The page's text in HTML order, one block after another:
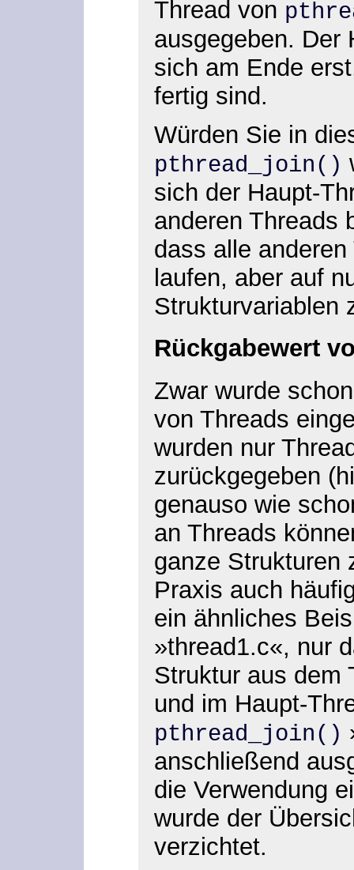
Thread von
ausgegeben. Der
sich am Ende
fertig sind.
Würden Sie in
pthread_join()
sich der Haupt-
anderen Threads
dass alle
laufen, aber auf
Strukturvariablen
Rückgabewert
Zwar wurde
von Threads
wurden nur
zurückgegeben
genauso wie
an Threads
ganze Strukturen
Praxis auch
ein ähnliches
»thread1.c«, nur
Struktur aus dem
und im Haupt-
pthread_join()
anschließend
die Verwendung
wurde der
verzichtet.